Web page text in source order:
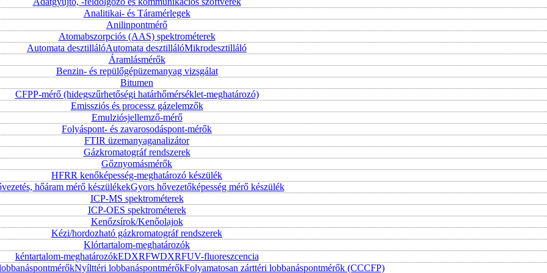
Analitikai- és Táramérlegek
Anilinpontmérő
Atomabszorpciós (AAS) spektrométerek
Automata desztillálóAutomata desztillálóMikrodesztilláló
Áramlásmérők
Benzin- és repülőgépüzemanyag vizsgálat
Bitumen
CFPP-mérő (hidegszűrhetőségi határhőmérséklet-meghatározó)
Emissziós és processz gázelemzők
Emulziósjellemző-mérő
Folyáspont- és zavarosodáspont-mérők
FTIR üzemanyaganalizátor
Gázkromatográf rendszerek
Gőznyomásmérők
HFRR kenőképesség-meghatározó készülék
hőáram mérő készülékekGyors hővezetőképesség mérő készülék
ICP-MS spektrométerek
ICP-OES spektrométerek
Kenőzsírok/Kenőolajok
Kézi/hordozható gázkromatográf rendszerek
Klórtartalom-meghatározók
kéntartalom-meghatározókEDXRFWDXRFUV-fluoreszcencia
Nyílttéri lobbanáspontmérőkFolyamatosan zárttéri lobbanáspontmérők (CCCFP)